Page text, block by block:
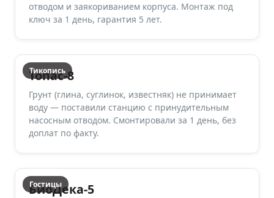
отводом и заякориванием корпуса. Монтаж под
ключ за 1 день, гарантия 5 лет.
Тикопись
Топас-8
Грунт (глина, суглинок, известняк) не принимает
воду — поставили станцию с принудительным
насосным отводом. Смонтировали за 1 день, без
доплат по факту.
Гостицы
БиоДека-5